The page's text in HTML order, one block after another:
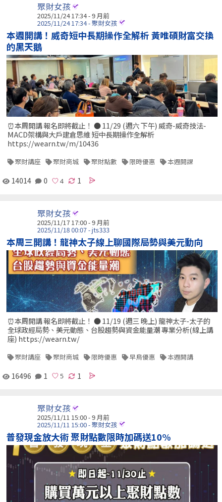
聚財女孩
2025/11/24 17:34 - 9 月前
2025/11/24 17:34 - 聚財女孩
本週開講！威奇短中長期操作全解析 黃唯碩財富交換
的黑天鵝
⏰本周開講 報名即將截止！ ● 11/29 (週六 下午) 威奇-威奇技法-
MACD架構與大戶建倉思維 短中長期操作全解析
https://wearn.tw/m/10436
聚財講座 聚財商城 聚財點數 限時優惠 本週開課
14014 0 1
聚財女孩
2025/11/17 17:00 - 9 月前
2025/11/18 00:07 - jts333
本周三開講！龍神太子線上聊國際局勢與美元動向
⏰本周開講 報名即將截止！ ● 11/19 (週三 晚上) 龍神太子-太子的
全球政經局勢、美元動態、台股趨勢與資金能量潮 專業分析(線上講
座) https://wearn.tw/
聚財講座 聚財商城 限時優惠 早鳥優惠 本週開講
16496 1 1
聚財女孩
2025/11/11 15:00 - 9 月前
2025/11/11 15:00 - 聚財女孩
普發現金放大術 聚財點數限時加碼送10%